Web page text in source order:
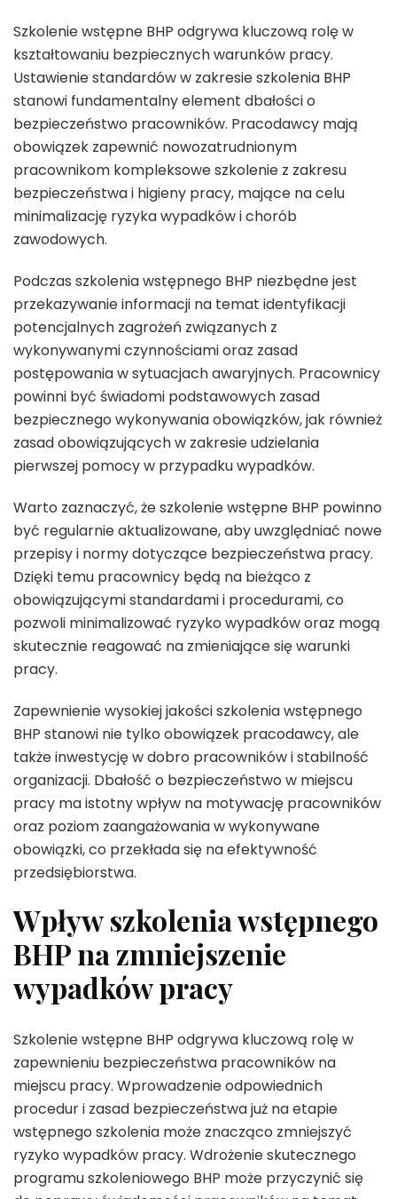
Szkolenie wstępne BHP odgrywa kluczową rolę w
kształtowaniu bezpiecznych warunków pracy.
Ustawienie standardów w zakresie szkolenia BHP
stanowi fundamentalny element dbałości o
bezpieczeństwo pracowników. Pracodawcy mają
obowiązek zapewnić nowozatrudnionym
pracownikom kompleksowe szkolenie z zakresu
bezpieczeństwa i higieny pracy, mające na celu
minimalizację ryzyka wypadków i chorób
zawodowych.
Podczas szkolenia wstępnego BHP niezbędne jest
przekazywanie informacji na temat identyfikacji
potencjalnych zagrożeń związanych z
wykonywanymi czynnościami oraz zasad
postępowania w sytuacjach awaryjnych. Pracownicy
powinni być świadomi podstawowych zasad
bezpiecznego wykonywania obowiązków, jak również
zasad obowiązujących w zakresie udzielania
pierwszej pomocy w przypadku wypadków.
Warto zaznaczyć, że szkolenie wstępne BHP powinno
być regularnie aktualizowane, aby uwzględniać nowe
przepisy i normy dotyczące bezpieczeństwa pracy.
Dzięki temu pracownicy będą na bieżąco z
obowiązującymi standardami i procedurami, co
pozwoli minimalizować ryzyko wypadków oraz mogą
skutecznie reagować na zmieniające się warunki
pracy.
Zapewnienie wysokiej jakości szkolenia wstępnego
BHP stanowi nie tylko obowiązek pracodawcy, ale
także inwestycję w dobro pracowników i stabilność
organizacji. Dbałość o bezpieczeństwo w miejscu
pracy ma istotny wpływ na motywację pracowników
oraz poziom zaangażowania w wykonywane
obowiązki, co przekłada się na efektywność
przedsiębiorstwa.
Wpływ szkolenia wstępnego
BHP na zmniejszenie
wypadków pracy
Szkolenie wstępne BHP odgrywa kluczową rolę w
zapewnieniu bezpieczeństwa pracowników na
miejscu pracy. Wprowadzenie odpowiednich
procedur i zasad bezpieczeństwa już na etapie
wstępnego szkolenia może znacząco zmniejszyć
ryzyko wypadków pracy. Wdrożenie skutecznego
programu szkoleniowego BHP może przyczynić się